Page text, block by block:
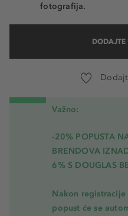
fotografija.
DODAJTE
Važno:
-20% POPUSTA
BRENDOVA
6% S DOUGLAS
Nakon registracije
popust će se